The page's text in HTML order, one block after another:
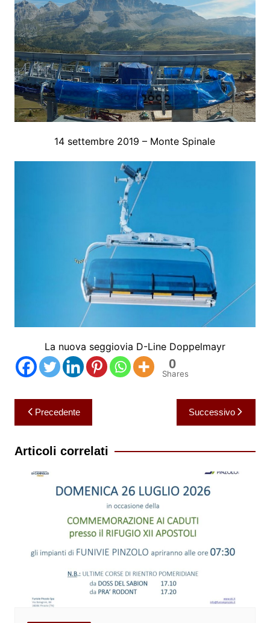
14 settembre 2019 – Monte Spinale
La nuova seggiovia D-Line Doppelmayr
0
Shares
Navigazione
articoli
Precedente Successivo
Articoli correlati